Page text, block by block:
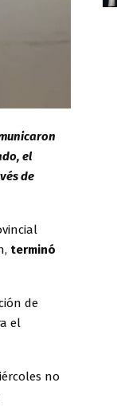
el
de
terminó
de
el
no